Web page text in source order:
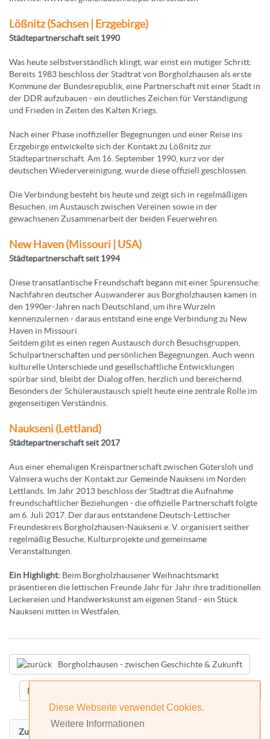
Diese Webseite verwendet Cookies.
Weitere Informationen
Lößnitz (Sachsen | Erzgebirge)
Städtepartnerschaft seit 1990
Was heute selbstverständlich klingt, war einst ein mutiger Schritt:
Bereits 1983 beschloss der Stadtrat von Borgholzhausen als erste
Kommune der Bundesrepublik, eine Partnerschaft mit einer Stadt in
der DDR aufzubauen - ein deutliches Zeichen für Verständigung
und Frieden in Zeiten des Kalten Kriegs.
Nach einer Phase inoffizieller Begegnungen und einer Reise ins
Erzgebirge entwickelte sich der Kontakt zu Lößnitz zur
Städtepartnerschaft. Am 16. September 1990, kurz vor der
deutschen Wiedervereinigung, wurde diese offiziell geschlossen.
Die Verbindung besteht bis heute und zeigt sich in regelmäßigen
Besuchen, im Austausch zwischen Vereinen sowie in der
gewachsenen Zusammenarbeit der beiden Feuerwehren.
New Haven (Missouri | USA)
Städtepartnerschaft seit 1994
Diese transatlantische Freundschaft begann mit einer Spurensuche:
Nachfahren deutscher Auswanderer aus Borgholzhausen kamen in
den 1990er-Jahren nach Deutschland, um ihre Wurzeln
kennenzulernen - daraus entstand eine enge Verbindung zu New
Haven in Missouri.
Seitdem gibt es einen regen Austausch durch Besuchsgruppen,
Schulpartnerschaften und persönlichen Begegnungen. Auch wenn
kulturelle Unterschiede und gesellschaftliche Entwicklungen
spürbar sind, bleibt der Dialog offen, herzlich und bereichernd.
Besonders der Schüleraustausch spielt heute eine zentrale Rolle im
gegenseitigen Verständnis.
Naukseni (Lettland)
Städtepartnerschaft seit 2017
Aus einer ehemaligen Kreispartnerschaft zwischen Gütersloh und
Valmiera wuchs der Kontakt zur Gemeinde Naukseni im Norden
Lettlands. Im Jahr 2013 beschloss der Stadtrat die Aufnahme
freundschaftlicher Beziehungen - die offizielle Partnerschaft folgte
am 6. Juli 2017. Der daraus entstandene Deutsch-Lettischer
Freundeskreis Borgholzhausen-Naukseni e. V. organisiert seither
regelmäßig Besuche, Kulturprojekte und gemeinsame
Veranstaltungen.
Ein Highlight: Beim Borgholzhausener Weihnachtsmarkt
präsentieren die lettischen Freunde Jahr für Jahr ihre traditionellen
Leckereien und Handwerkskunst am eigenen Stand - ein Stück
Naukseni mitten in Westfalen.
Borgholzhausen - zwischen Geschichte & Zukunft
Bildung & Betreuung - von Anfang an gut begleitet
Zurück nach oben